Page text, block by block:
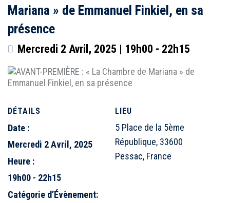
Mariana » de Emmanuel Finkiel, en sa
présence
Mercredi 2 Avril, 2025 | 19h00 - 22h15
DÉTAILS
Date :
Mercredi 2 Avril, 2025
Heure :
19h00 - 22h15
Catégorie d’Évènement:
LIEU
5 Place de la 5ème
République, 33600
Pessac, France